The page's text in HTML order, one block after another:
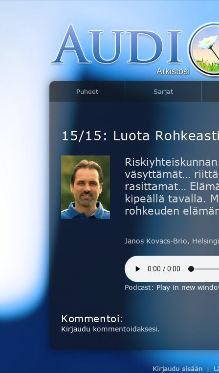
Puheet Sarjat
15/15: Luota
väsyttämät…
rasittamat…
kipeällä tavalla.
rohkeuden
Janos Kovacs-Brio,
Podcast: Play in new
Kommentoi:
Kirjaudu kommentoidaksesi.
Kirjaudu sisään |